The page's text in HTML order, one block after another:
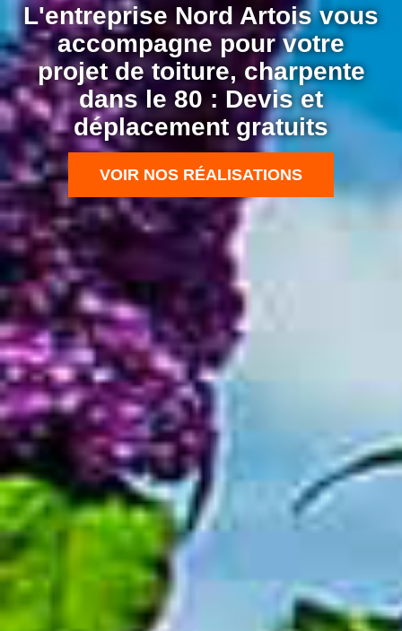
L'entreprise Nord Artois vous
accompagne pour votre
projet de toiture, charpente
dans le 80 : Devis et
déplacement gratuits
VOIR NOS RÉALISATIONS